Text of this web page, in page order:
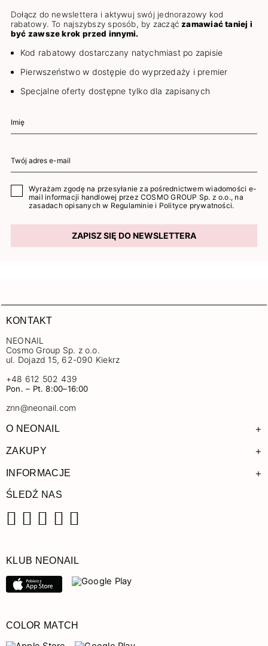
Dołącz do newslettera i aktywuj swój jednorazowy kod
rabatowy. To najszybszy sposób, by zacząćzamawiać taniej i
być zawsze krok przed innymi.
Kod rabatowy dostarczany natychmiast po zapisie
Pierwszeństwo w dostępie do wyprzedaży i premier
Specjalne oferty dostępne tylko dla zapisanych
Wyrażam zgodę na przesyłanie za pośrednictwem wiadomości e-
mail informacji handlowej przez COSMO GROUP Sp. z o.o., na
zasadach opisanych w Regulaminie i Polityce prywatności.
ZAPISZ SIĘ DO NEWSLETTERA
KONTAKT
NEONAIL
Cosmo Group Sp. z o.o.
ul. Dojazd 15, 62-090 Kiekrz
+48 612 502 439
Pon. – Pt. 8:00–16:00
znn@neonail.com
O NEONAIL +
ZAKUPY +
INFORMACJE +
ŚLEDŹ NAS
KLUB NEONAIL
COLOR MATCH